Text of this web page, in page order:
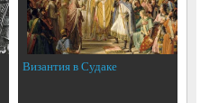
Византия в Судаке